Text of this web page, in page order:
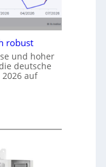
robust
und hoher
deutsche
auf